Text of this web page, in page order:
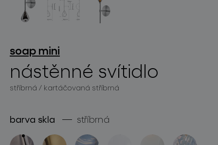
produkty
projekty
o značce
soap mini
nástěnné svítidlo
stříbrná / kartáčovaná stříbrná
barva skla stříbrná